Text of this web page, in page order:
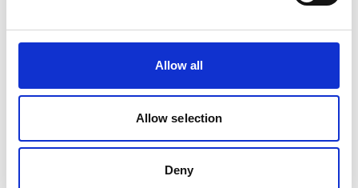
Allow all
Allow selection
Deny
Додати нову компанію
FAQ
Значок Certifiqat
Рахунок/Оплата
Зв’яжіться з командою продажів
Зв’яжіться з командою підтримки
Для партнерів:
Станьте консультантом-партнером